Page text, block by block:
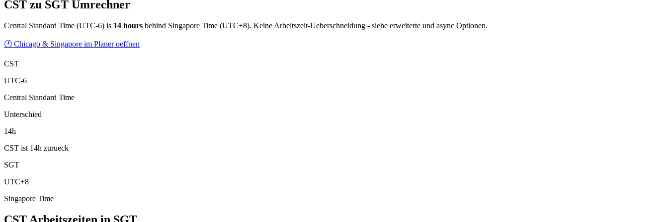
CST zu SGT Umrechner
Central Standard Time (UTC-6) is 14 hours behind Singapore Time (UTC+8). Keine Arbeitszeit-Ueberschneidung - siehe erweiterte und async Optionen.
🕐 Chicago & Singapore im Planer oeffnen
CST
UTC-6
Central Standard Time
Unterschied
14h
CST ist 14h zurueck
SGT
UTC+8
Singapore Time
CST Arbeitszeiten in SGT